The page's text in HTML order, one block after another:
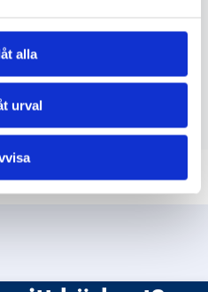
alla
urval
nytt körkort i
det någon